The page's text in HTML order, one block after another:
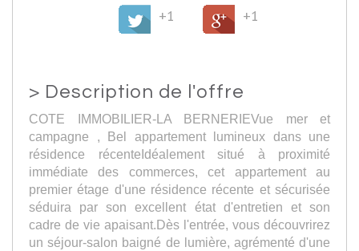
+1
+1
> Description de l'offre
COTE IMMOBILIER-LA BERNERIEVue mer et
campagne , Bel appartement lumineux dans une
résidence récenteIdéalement situé à proximité
immédiate des commerces, cet appartement au
premier étage d'une résidence récente et sécurisée
séduira par son excellent état d'entretien et son
cadre de vie apaisant.Dès l'entrée, vous découvrirez
un séjour-salon baigné de lumière, agrémenté d'une